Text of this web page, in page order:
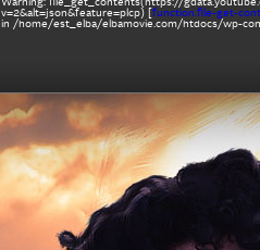
Warning: file_get_contents(https://
v=2&alt=json&feature=plcp) [ function.file-get-
in /home/est_elba/elbamovie.com/htdocs/wp-